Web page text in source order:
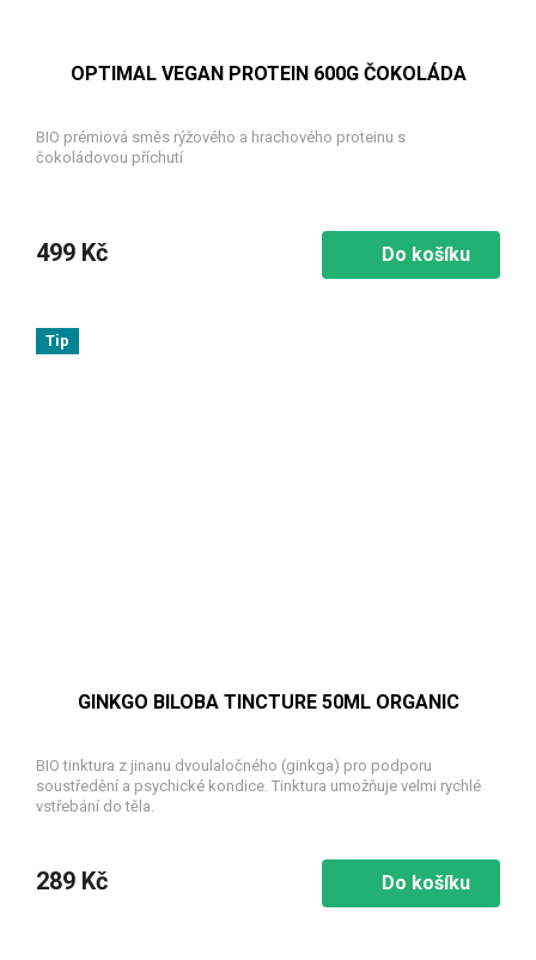
OPTIMAL VEGAN PROTEIN 600G ČOKOLÁDA
BIO prémiová směs rýžového a hrachového proteinu s
čokoládovou příchutí
499 Kč Do košíku
Tip
GINKGO BILOBA TINCTURE 50ML ORGANIC
BIO tinktura z jinanu dvoulaločného (ginkga) pro podporu
soustředění a psychické kondice. Tinktura umožňuje velmi rychlé
vstřebání do těla.
289 Kč Do košíku